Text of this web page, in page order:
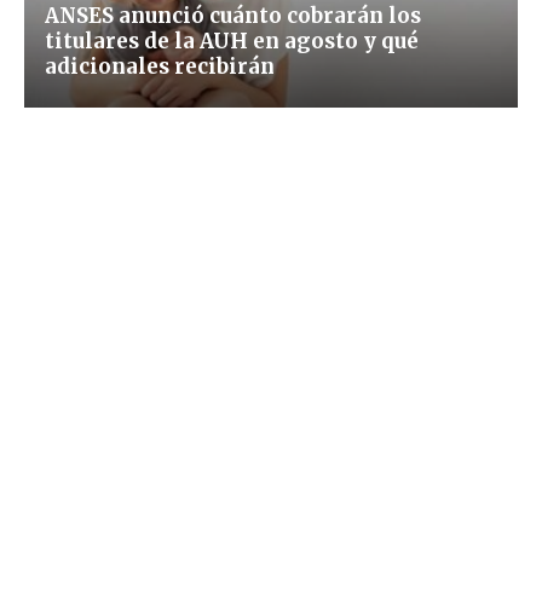
ANSES anunció cuánto cobrarán los
titulares de la AUH en agosto y qué
adicionales recibirán